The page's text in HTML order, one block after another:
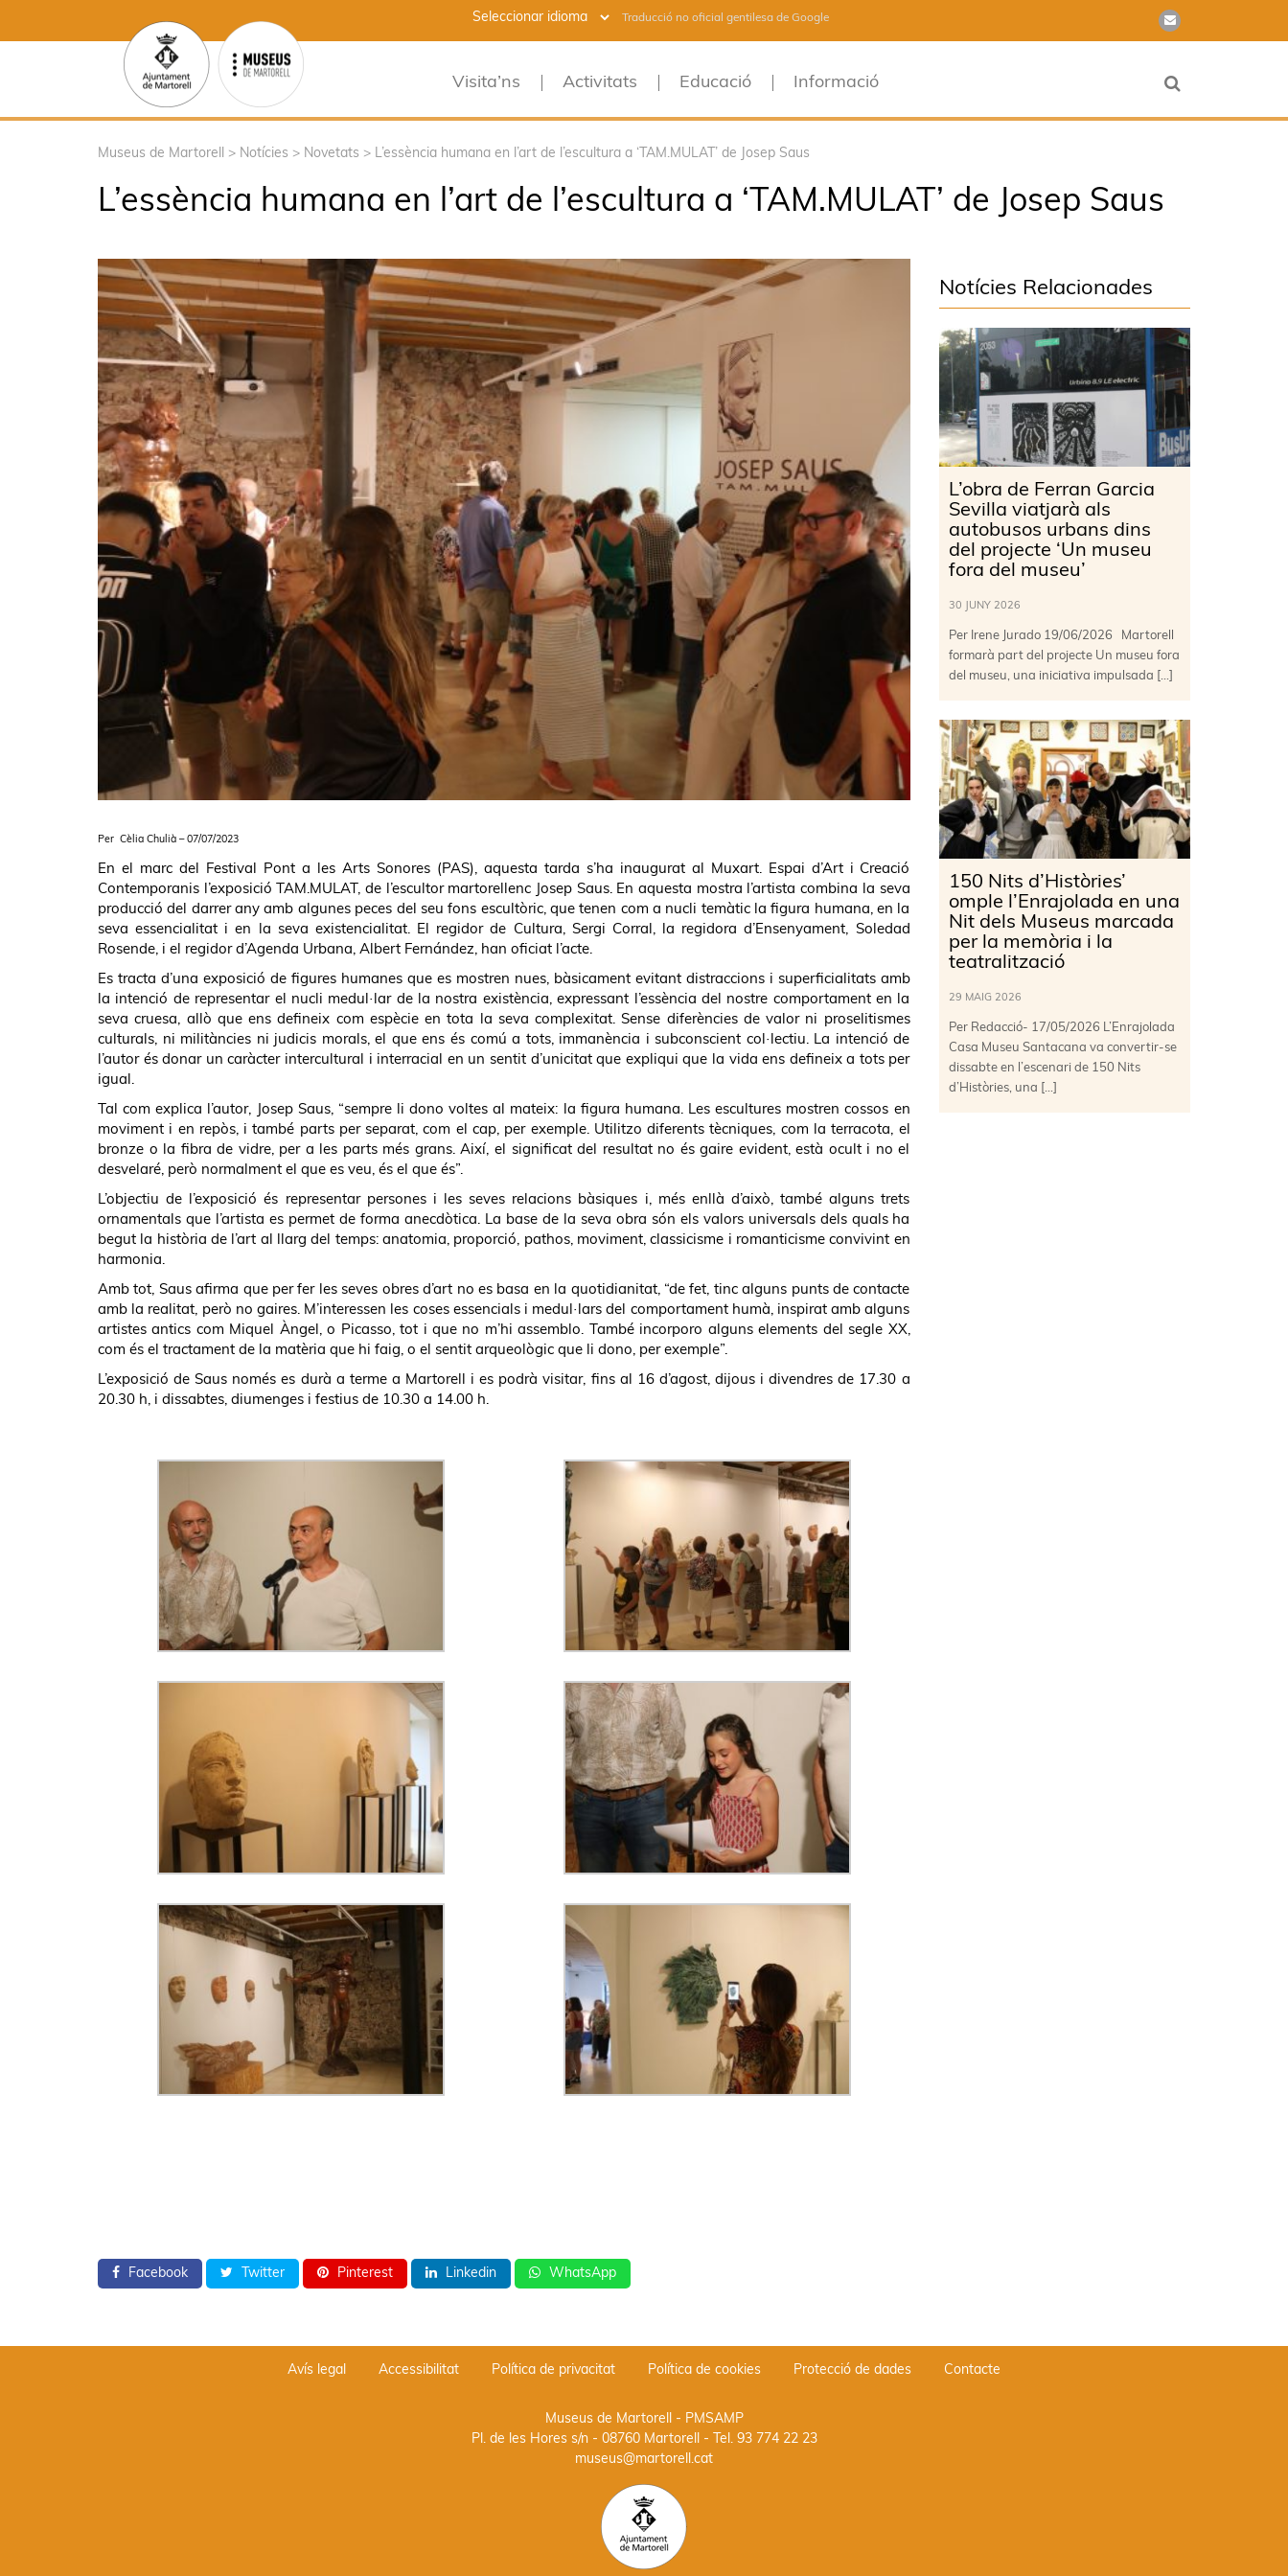
Traducció no oficial gentilesa de Google
Visita’ns Activitats Educació Informació
Museus de Martorell > Notícies > Novetats > L’essència humana en l’art de l’escultura a ‘TAM.MULAT’ de Josep Saus
L’essència humana en l’art de l’escultura a ‘TAM.MULAT’ de Josep Saus
Per Cèlia Chulià – 07/07/2023
En el marc del Festival Pont a les Arts Sonores (PAS), aquesta tarda s’ha inaugurat al Muxart. Espai d’Art i Creació
Contemporanis l’exposició TAM.MULAT, de l’escultor martorellenc Josep Saus. En aquesta mostra l’artista combina la seva
producció del darrer any amb algunes peces del seu fons escultòric, que tenen com a nucli temàtic la figura humana, en la
seva essencialitat i en la seva existencialitat. El regidor de Cultura, Sergi Corral, la regidora d’Ensenyament, Soledad
Rosende, i el regidor d’Agenda Urbana, Albert Fernández, han oficiat l’acte.
Es tracta d’una exposició de figures humanes que es mostren nues, bàsicament evitant distraccions i superficialitats amb
la intenció de representar el nucli medul·lar de la nostra existència, expressant l’essència del nostre comportament en la
seva cruesa, allò que ens defineix com espècie en tota la seva complexitat. Sense diferències de valor ni proselitismes
culturals, ni militàncies ni judicis morals, el que ens és comú a tots, immanència i subconscient col·lectiu. La intenció de
l’autor és donar un caràcter intercultural i interracial en un sentit d’unicitat que expliqui que la vida ens defineix a tots per
igual.
Tal com explica l’autor, Josep Saus, “sempre li dono voltes al mateix: la figura humana. Les escultures mostren cossos en
moviment i en repòs, i també parts per separat, com el cap, per exemple. Utilitzo diferents tècniques, com la terracota, el
bronze o la fibra de vidre, per a les parts més grans. Així, el significat del resultat no és gaire evident, està ocult i no el
desvelaré, però normalment el que es veu, és el que és”.
L’objectiu de l’exposició és representar persones i les seves relacions bàsiques i, més enllà d’això, també alguns trets
ornamentals que l’artista es permet de forma anecdòtica. La base de la seva obra són els valors universals dels quals ha
begut la història de l’art al llarg del temps: anatomia, proporció, pathos, moviment, classicisme i romanticisme convivint en
harmonia.
Amb tot, Saus afirma que per fer les seves obres d’art no es basa en la quotidianitat, “de fet, tinc alguns punts de contacte
amb la realitat, però no gaires. M’interessen les coses essencials i medul·lars del comportament humà, inspirat amb alguns
artistes antics com Miquel Àngel, o Picasso, tot i que no m’hi assemblo. També incorporo alguns elements del segle XX,
com és el tractament de la matèria que hi faig, o el sentit arqueològic que li dono, per exemple”.
L’exposició de Saus només es durà a terme a Martorell i es podrà visitar, fins al 16 d’agost, dijous i divendres de 17.30 a
20.30 h, i dissabtes, diumenges i festius de 10.30 a 14.00 h.
Facebook Twitter Pinterest Linkedin WhatsApp
Notícies Relacionades
L’obra de Ferran Garcia
Sevilla viatjarà als
autobusos urbans dins
del projecte ‘Un museu
fora del museu’
30 JUNY 2026
Per Irene Jurado 19/06/2026 Martorell
formarà part del projecte Un museu fora
del museu, una iniciativa impulsada […]
150 Nits d’Històries’
omple l’Enrajolada en una
Nit dels Museus marcada
per la memòria i la
teatralització
29 MAIG 2026
Per Redacció- 17/05/2026 L’Enrajolada
Casa Museu Santacana va convertir-se
dissabte en l’escenari de 150 Nits
d’Històries, una […]
Avís legal Accessibilitat Política de privacitat Política de cookies Protecció de dades Contacte
Museus de Martorell - PMSAMP
Pl. de les Hores s/n - 08760 Martorell
- Tel. 93 774 22 23
museus@martorell.cat